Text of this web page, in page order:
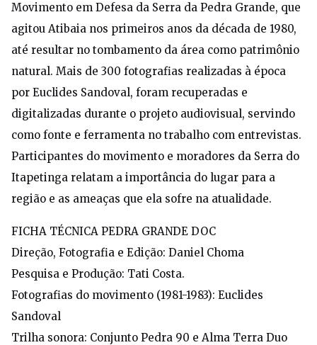
Movimento em Defesa da Serra da Pedra Grande, que
agitou Atibaia nos primeiros anos da década de 1980,
até resultar no tombamento da área como patrimônio
natural. Mais de 300 fotografias realizadas à época
por Euclides Sandoval, foram recuperadas e
digitalizadas durante o projeto audiovisual, servindo
como fonte e ferramenta no trabalho com entrevistas.
Participantes do movimento e moradores da Serra do
Itapetinga relatam a importância do lugar para a
região e as ameaças que ela sofre na atualidade.
FICHA TÉCNICA PEDRA GRANDE DOC
Direção, Fotografia e Edição: Daniel Choma
Pesquisa e Produção: Tati Costa.
Fotografias do movimento (1981-1983): Euclides
Sandoval
Trilha sonora: Conjunto Pedra 90 e Alma Terra Duo